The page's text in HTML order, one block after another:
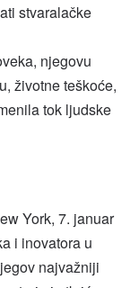
stvaralačke
njegovu
životne teškoće,
tok ljudske
York, 7. januar
i inovatora u
najvažniji